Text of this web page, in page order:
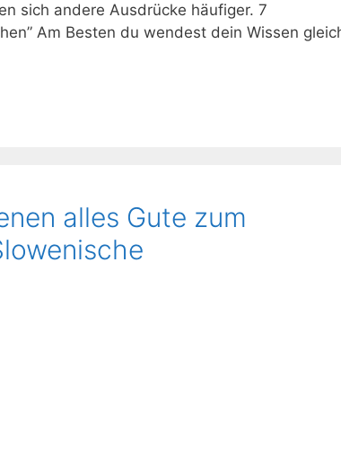
sich andere Ausdrücke häufiger. 7
Am Besten du wendest dein Wissen
alles Gute zum